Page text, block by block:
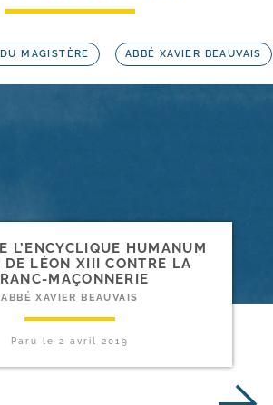
MAGISTÈRE ABBÉ XAVIER BEAUVAIS
L’ENCYCLIQUE HUMANUM
DE LÉON XIII CONTRE LA
MAÇONNERIE
ABBÉ XAVIER BEAUVAIS
Paru le 2 avril 2019